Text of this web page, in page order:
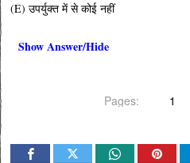
(E) उपर्युक्त में से कोई नहीं
Show Answer/Hide
Pages: 1